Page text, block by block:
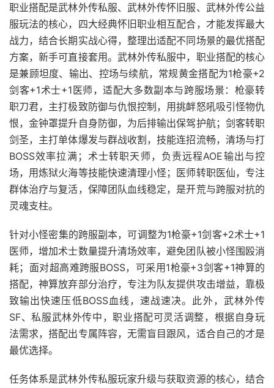
职业搭配是武林外传私服、武林外传怀旧服、武林外传公益
服玩法的核心，四大经典怀旧职业相互配合，才能发挥最大
战力，结合长期实战心得，整理出适配不同场景的最优搭配
方案，新手可直接套用。武林外传私服中，职业搭配的核心
是兼顾坦度、输出、控场与续航，常规黄金搭配为1枪豪+2
剑客+1术士+1医师，适配大多数副本与跨服场景：枪豪转
职刀君，主打极致防御与仇恨控制，用挑衅怒吼吸引怪物仇
恨，金钟罩提升自身防御，为后排输出保驾护航；剑客转职
剑圣，主打单体爆发与群战收割，技能连招流畅，清场与打
BOSS效率拉满；术士转职天师，负责远程AOE输出与控
场，用炼狱火海等技能快速清理小怪；医师转职医仙，专注
群体治疗与复活，保障团队血线稳定，是开荒与跨服对抗的
灵魂支柱。
针对小怪密集的跨服副本，可调整为1枪豪+1剑客+2术士+1
医师，增加术士数量提升清场效率，避免团队被小怪围殴消
耗；面对超高难跨服BOSS，可采用1枪豪+3剑客+1神算的
搭配，神算放弃部分治疗，专注为队友提供攻击增益，靠极
致输出快速压低BOSS血线，速战速决。此外，武林外传
SF、私服武林外传中，职业搭配可灵活调整，根据自身玩
法需求，搭配出专属阵容，无需盲目跟风，适合自己的才是
最优选择。
任务体系是武林外传私服玩家升级与获取资源的核心，结合